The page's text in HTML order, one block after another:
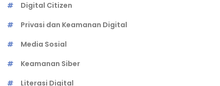
Digital Citizen
Privasi dan Keamanan Digital
Media Sosial
Keamanan Siber
Literasi Digital